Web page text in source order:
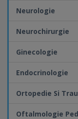
Neurologie
Neurochirurgie
Ginecologie
Endocrinologie
Ortopedie Si
Oftalmologie